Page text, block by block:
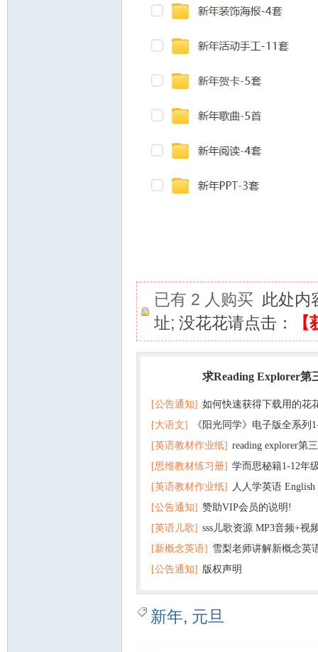
已有 2 人购买 此处内
址; 没花花请点击：
求Reading Explorer第
[公告通知] 如何快速获得下载用的花
[大语文]
《阳光同学》电子版全系列
+英语
[英语教材作业纸] reading explorer第
+音频 百度云网盘下载
[思维教材练习册] 学而思秘籍1-12年
子版PDF全册 百度网盘
[英语教材作业纸] 人人学英语
版pdf 百度网盘下载
[公告通知] 赞助VIP会员的说明!
[英语儿歌] sss儿歌资源 MP3音频+视
百度云网盘下载
[新概念英语] 雪梨老师讲解新概念英
[公告通知] 版权声明
新年, 元旦